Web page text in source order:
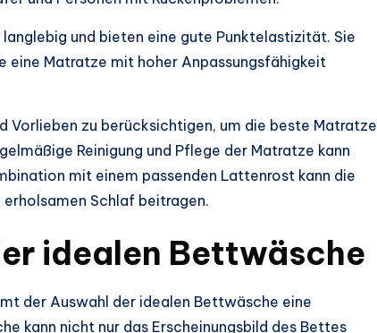
und bieten eine gute Punktelastizität. Sie
eine Matratze mit hoher Anpassungsfähigkeit
Vorlieben zu berücksichtigen, um die beste Matratze
Reinigung und Pflege der Matratze kann
mit einem passenden Lattenrost kann die
Schlaf beitragen.
idealen Bettwäsche
der Auswahl der idealen Bettwäsche eine
kann nicht nur das Erscheinungsbild des Bettes